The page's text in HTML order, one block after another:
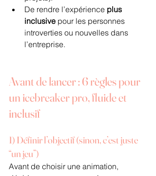
De rendre l’expérience plus
inclusive pour les personnes
introverties ou nouvelles dans
l’entreprise.
Avant de lancer : 6 règles pour
un icebreaker pro, fluide et
inclusif
1) Définir l’objectif (sinon, c’est juste
“un jeu”)
Avant de choisir une animation,